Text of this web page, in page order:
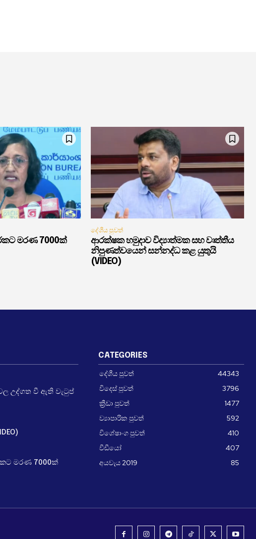
මරණ 7000ක්
දේශීය පුවත්
ආරක්ෂක හමුදාව විද්‍යාත්මක සහ වෘත්තීය
නිපුණත්වයෙන් සන්නද්ධ කළ යුතුයි
(VIDEO)
උද්ගත වී ඇති වැටුප්
මරණ 7000ක්
CATEGORIES
දේශීය පුවත්
44343
විදෙස් පුවත්
3796
ක්‍රීඩා පුවත්
1477
ව්‍යාපාරික පුවත්
592
විශේෂාංග පුවත්
410
වීඩීයෝ
407
අයවැය 2019
85